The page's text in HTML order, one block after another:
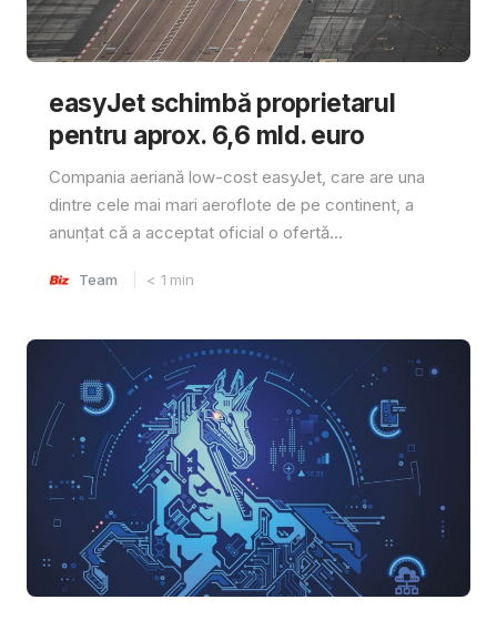
easyJet schimbă proprietarul
pentru aprox. 6,6 mld. euro
Compania aeriană low-cost easyJet, care are una
dintre cele mai mari aeroflote de pe continent, a
anunțat că a acceptat oficial o ofertă...
Team < 1 min